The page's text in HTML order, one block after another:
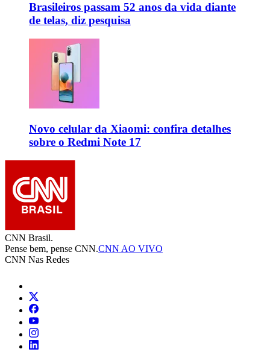
Brasileiros passam 52 anos da vida diante
de telas, diz pesquisa
Novo celular da Xiaomi: confira detalhes
sobre o Redmi Note 17
CNN Brasil.
Pense bem, pense CNN.CNN AO VIVO
CNN Nas Redes